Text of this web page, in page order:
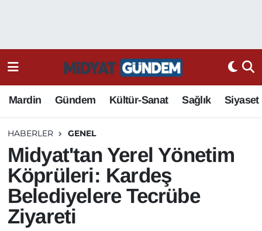
Mardin Gündem Kültür-Sanat Sağlık Siyaset
HABERLER GENEL
Midyat'tan Yerel Yönetim
Köprüleri: Kardeş
Belediyelere Tecrübe
Ziyareti